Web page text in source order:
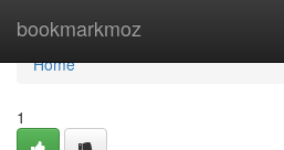
bookmarkmoz
Home
Home
1